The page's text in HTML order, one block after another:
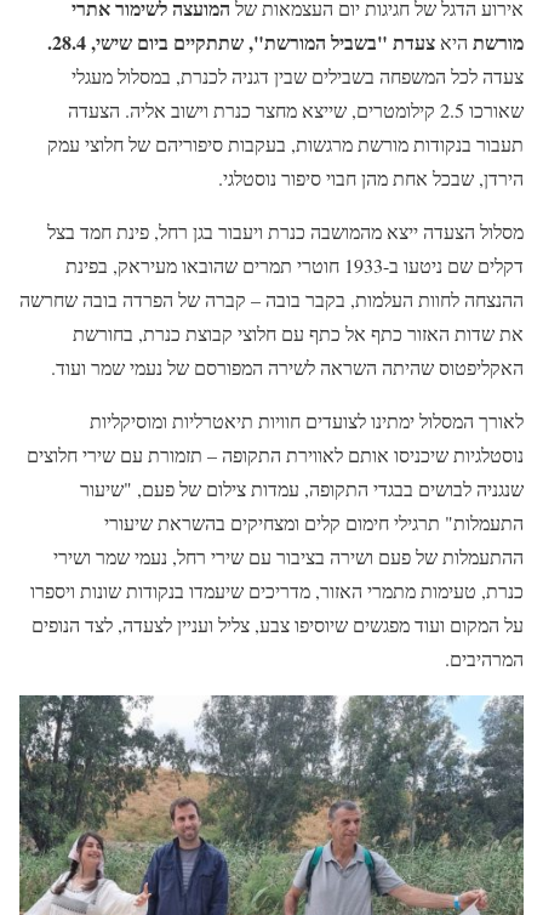
אירוע הדגל של חגיגות יום העצמאות של המועצה לשימור אתרי
מורשת היא צעדת "בשביל המורשת",שתתקיים ביום שישי, 28.4.
צעדה לכל המשפחה בשבילים שבין דגניה לכנרת, במסלול מעגלי
שאורכו 2.5 קילומטרים, שייצא מחצר כנרת וישוב אליה. הצעדה
תעבור בנקודות מורשת מרגשות, בעקבות סיפוריהם של חלוצי עמק
הירדן, שבכל אחת מהן חבוי סיפור נוסטלגי.
מסלול הצעדה ייצא מהמושבה כנרת ויעבור בגן רחל, פינת חמד בצל
דקלים שם ניטעו ב-1933 חוטרי תמרים שהובאו מעיראק, בפינת
ההנצחה לחוות העלמות, בקבר בובה – קברה של הפרדה בובה שחרשה
את שדות האזור כתף אל כתף עם חלוצי קבוצת כנרת, בחורשת
האקליפטוס שהיתה השראה לשירה המפורסם של נעמי שמר ועוד.
לאורך המסלול ימתינו לצועדים חוויות תיאטרליות ומוסיקליות
נוסטלגיות שיכניסו אותם לאווירת התקופה – תזמורת עם שירי חלוצים
שנגניה לבושים בבגדי התקופה, עמדות צילום של פעם, "שיעור
התעמלות" תרגילי חימום קלים ומצחיקים בהשראת שיעורי
ההתעמלות של פעם ושירה בציבור עם שירי רחל, נעמי שמר ושירי
כנרת, טעימות מתמרי האזור, מדריכים שיעמדו בנקודות שונות ויספרו
על המקום ועוד מפגשים שיוסיפו צבע, צליל ועניין לצעדה, לצד הנופים
המרהיבים.